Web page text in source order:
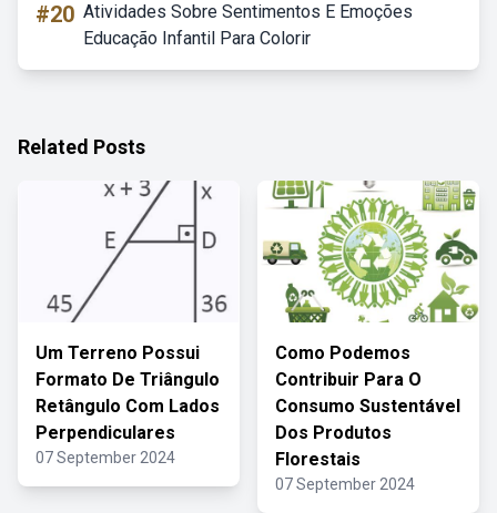
#20 Atividades Sobre Sentimentos E Emoções
Educação Infantil Para Colorir
Related Posts
Um Terreno Possui
Formato De Triângulo
Retângulo Com Lados
Perpendiculares
07 September 2024
Como Podemos
Contribuir Para O
Consumo Sustentável
Dos Produtos
Florestais
07 September 2024